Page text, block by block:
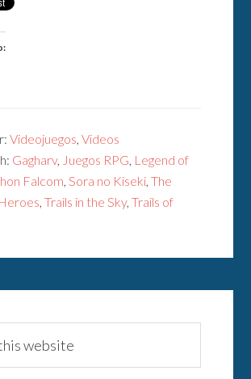
Videojuegos ,Videos
Gagharv, Juegos RPG Legend of
Falcom Sora no Kiseki ,The
,Trails in the Sky,Trails of